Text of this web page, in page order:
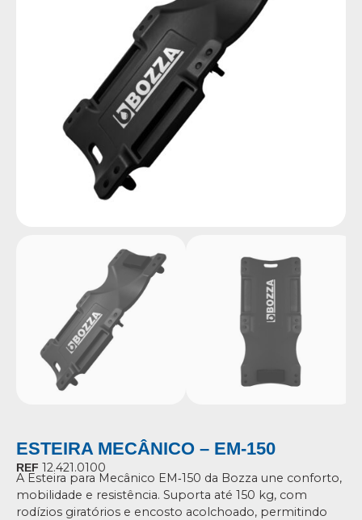
ESTEIRA MECÂNICO – EM-150
REF 12.421.0100
A Esteira para Mecânico EM‑150 da Bozza une conforto,
mobilidade e resistência. Suporta até 150 kg, com
rodízios giratórios e encosto acolchoado, permitindo